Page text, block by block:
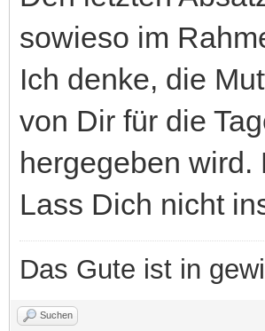
sowieso im
Ich denke, die
von Dir für die
hergegeben
Lass Dich nicht
Das Gute ist in
Suchen